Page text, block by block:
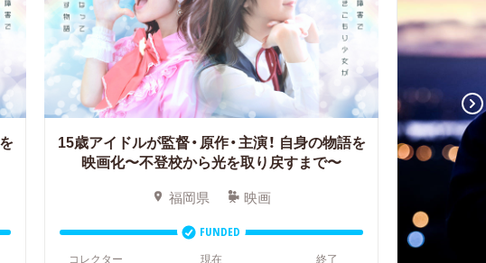
15歳アイドルが監督・原作・主演！ 自身の物語を
映画化〜不登校から光を取り戻すまで〜
福岡県 映画
FUNDED
コレクター
現在 終了